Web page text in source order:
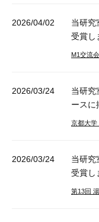
2026/04/02
当研究
受賞し
M1交流
2026/03/24
当研究
ースに
京都大
2026/03/24
当研究
受賞し
第13回